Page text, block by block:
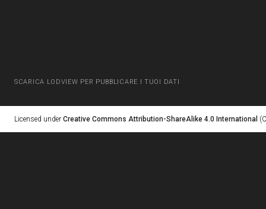
SCARICA LODVIEW PER PUBBLICARE I TUOI DATI
Licensed under Creative Commons Attribution-ShareAlike 4.0 International